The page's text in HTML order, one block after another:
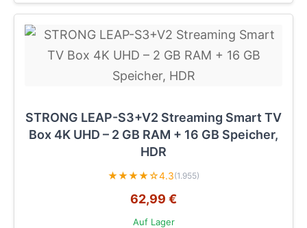
STRONG LEAP-S3+V2 Streaming Smart TV
Box 4K UHD – 2 GB RAM + 16 GB Speicher,
HDR
★★★★☆4.3(1.955)
62,99 €
Auf Lager